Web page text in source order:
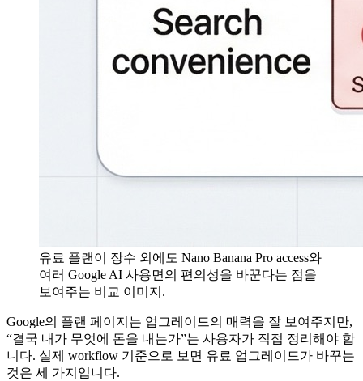
유료 플랜이 장수 외에도 Nano Banana Pro access와
여러 Google AI 사용면의 편의성을 바꾼다는 점을
보여주는 비교 이미지.
Google의 플랜 페이지는 업그레이드의 매력을 잘 보여주지만,
“결국 내가 무엇에 돈을 내는가”는 사용자가 직접 정리해야 합
니다. 실제 workflow 기준으로 보면 유료 업그레이드가 바꾸는
것은 세 가지입니다.